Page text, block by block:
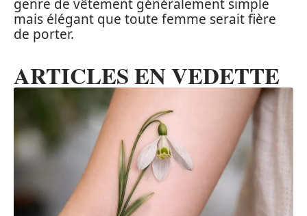
genre de vêtement généralement simple
mais élégant que toute femme serait fière
de porter.
ARTICLES EN VEDETTE